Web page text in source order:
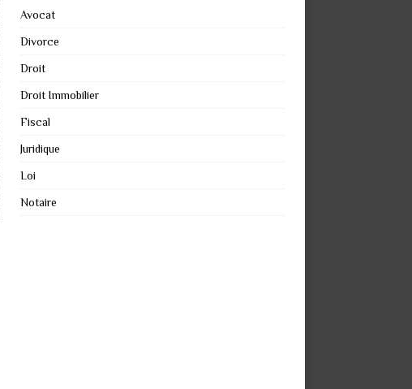
Avocat
Divorce
Droit
Droit Immobilier
Fiscal
Juridique
Loi
Notaire